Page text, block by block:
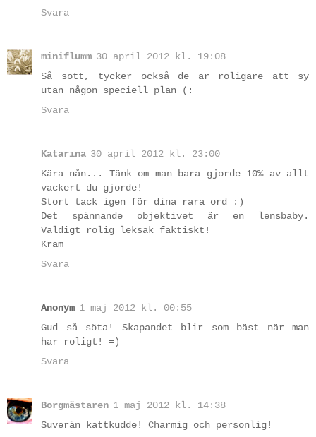
Svara
miniflumm 30 april 2012 kl. 19:08
Så sött, tycker också de är roligare att sy
utan någon speciell plan (:
Svara
Katarina 30 april 2012 kl. 23:00
Kära nån... Tänk om man bara gjorde 10% av allt
vackert du gjorde!
Stort tack igen för dina rara ord :)
Det spännande objektivet är en lensbaby.
Väldigt rolig leksak faktiskt!
Kram
Svara
Anonym 1 maj 2012 kl. 00:55
Gud så söta! Skapandet blir som bäst när man
har roligt! =)
Svara
Borgmästaren 1 maj 2012 kl. 14:38
Suverän kattkudde! Charmig och personlig!